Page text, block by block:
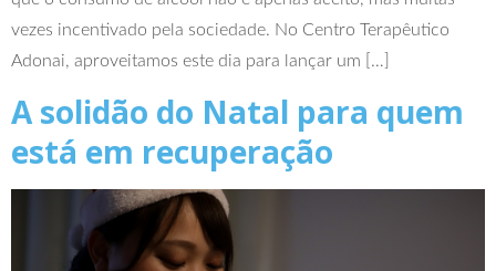
vezes incentivado pela sociedade. No Centro Terapêutico
Adonai, aproveitamos este dia para lançar um […]
A solidão do Natal para quem
está em recuperação